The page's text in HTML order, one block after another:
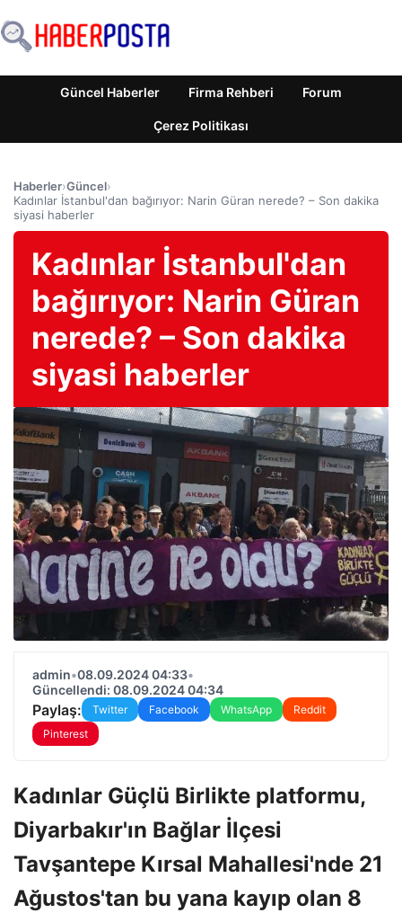
Güncel Haberler Firma Rehberi Forum
Çerez Politikası
Haberler›Güncel›
Kadınlar İstanbul'dan bağırıyor: Narin Güran nerede? – Son dakika
siyasi haberler
Kadınlar İstanbul'dan
bağırıyor: Narin Güran
nerede? – Son dakika
siyasi haberler
admin•08.09.2024 04:33•
Güncellendi: 08.09.2024 04:34
Paylaş: Twitter Facebook WhatsApp
Reddit
Pinterest
Kadınlar Güçlü Birlikte platformu,
Diyarbakır'ın Bağlar İlçesi
Tavşantepe Kırsal Mahallesi'nde 21
Ağustos'tan bu yana kayıp olan 8